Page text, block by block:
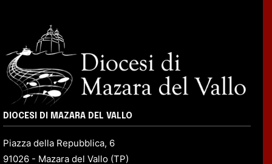
DIOCESI DI MAZARA DEL VALLO
Piazza della Repubblica, 6
91026 - Mazara del Vallo (TP)